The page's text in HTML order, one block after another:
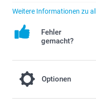
Weitere Informationen zu
Fehler
gemacht?
Optionen